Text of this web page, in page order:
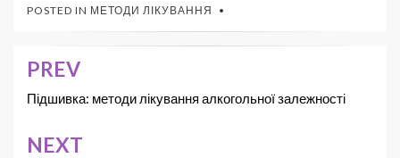
POSTED IN МЕТОДИ ЛІКУВАННЯ
PREV
Підшивка: методи лікування алкогольної залежності
NEXT